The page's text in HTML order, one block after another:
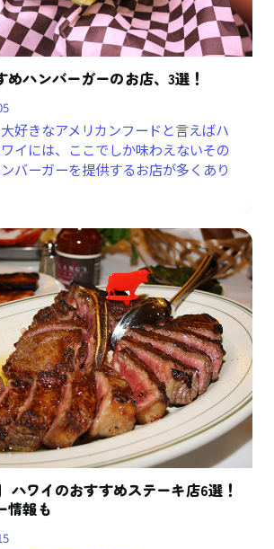
めハンバーガーのお店、3選！
好きなアメリカンフードと言えばハ
イには、ここでしか味わえないその
バーガーを提供するお店が多くあり
ハワイのおすすめステーキ店6選！
情報も